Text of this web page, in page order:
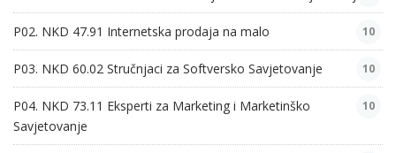
P02. NKD 47.91 Internetska prodaja na malo 10
P03. NKD 60.02 Stručnjaci za Softversko Savjetovanje 10
P04. NKD 73.11 Eksperti za Marketing i Marketinško
Savjetovanje
10